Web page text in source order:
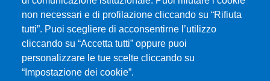
non necessari e di profilazione cliccando su “Rifiuta
tutti”. Puoi scegliere di acconsentirne l’utilizzo
cliccando su “Accetta tutti” oppure puoi
personalizzare le tue scelte cliccando su
“Impostazione dei cookie”.
Piazza Pugliatti, 1 - 98122 Messina
Cod. Fiscale 80004070837
P.IVA 00724160833
Centralino: 090 676 1
MENÙ SOCIAL